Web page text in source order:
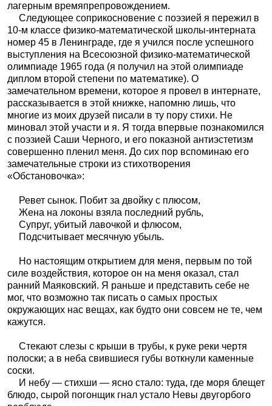
лагерным времяпрепровождением.
Следующее соприкосновение с поэзией я пережил в
10-м классе физико-математической школы-интерната
номер 45 в Ленинграде, где я учился после успешного
выступления на Всесоюзной физико-математической
олимпиаде 1965 года (я получил на этой олимпиаде
диплом второй степени по математике). О
замечательном времени, которое я провел в интернате,
рассказывается в этой книжке, напомню лишь, что
многие из моих друзей писали в ту пору стихи. Не
миновал этой участи и я. Я тогда впервые познакомился
с поэзией Саши Черного, и его показной антиэстетизм
совершенно пленил меня. До сих пор вспоминаю его
замечательные строки из стихотворения
«Обстановочка»:
Ревет сынок. Побит за двойку с плюсом,
Жена на локоны взяла последний рубль,
Супруг, убитый лавочкой и флюсом,
Подсчитывает месячную убыль.
Но настоящим открытием для меня, первым по той
силе воздействия, которое он на меня оказал, стал
ранний Маяковский. Я раньше и представить себе не
мог, что возможно так писать о самых простых
окружающих нас вещах, как будто они совсем не те, чем
кажутся.
Стекают слезы с крыши в трубы, к руке реки чертя
полоски; а в неба свившиеся губы воткнули каменные
соски.
И небу — стихши — ясно стало: туда, где моря блещет
блюдо, сырой погонщик гнал устало Невы двугорбого